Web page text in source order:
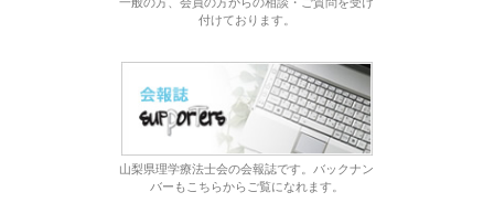
付けております。
山梨県理学療法士会の会報誌です。バックナン
バーもこちらからご覧になれます。